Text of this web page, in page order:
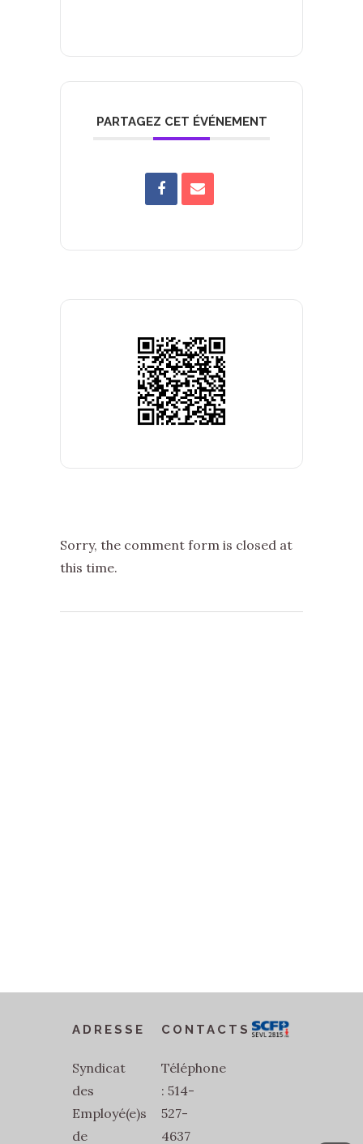
PARTAGEZ CET ÉVÉNEMENT
Sorry, the comment form is closed at
this time.
ADRESSE
Syndicat
des
Employé(e)s
de
CONTACTS
Téléphone
: 514-
527-
4637